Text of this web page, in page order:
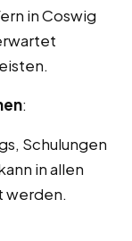
in Coswig
:
Schulungen
in allen
werden.